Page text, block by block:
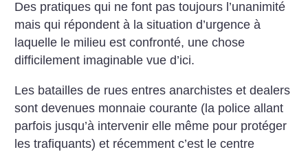
Des pratiques qui ne font pas toujours l’unanimité
mais qui répondent à la situation d’urgence à
laquelle le milieu est confronté, une chose
difficilement imaginable vue d’ici.
Les batailles de rues entres anarchistes et dealers
sont devenues monnaie courante (la police allant
parfois jusqu’à intervenir elle même pour protéger
les trafiquants) et récemment c’est le centre